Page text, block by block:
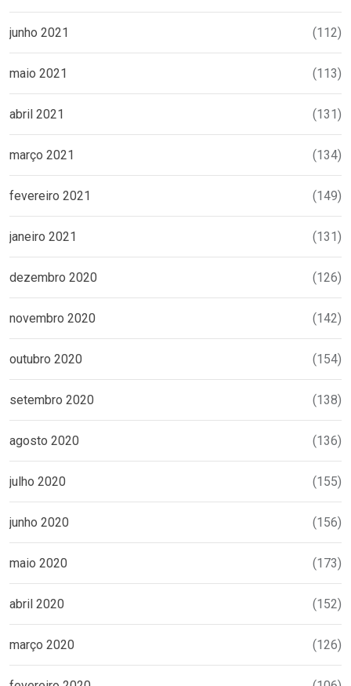
junho 2021 (112)
maio 2021 (113)
abril 2021 (131)
março 2021 (134)
fevereiro 2021 (149)
janeiro 2021 (131)
dezembro 2020 (126)
novembro 2020 (142)
outubro 2020 (154)
setembro 2020 (138)
agosto 2020 (136)
julho 2020 (155)
junho 2020 (156)
maio 2020 (173)
abril 2020 (152)
março 2020 (126)